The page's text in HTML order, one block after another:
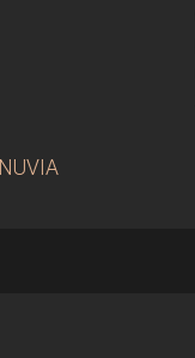
NUVIA